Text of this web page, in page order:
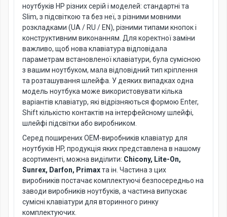
ноутбуків HP різних серій і моделей: стандартні та
Slim, з підсвіткою та без неї, з різними мовними
розкладками (UA / RU / EN), різними типами кнопок і
конструктивним виконанням. Для коректної заміни
важливо, щоб нова клавіатура відповідала
параметрам встановленої клавіатури, була сумісною
з вашим ноутбуком, мала відповідний тип кріплення
та розташування шлейфа. У деяких випадках одна
модель ноутбука може використовувати кілька
варіантів клавіатур, які відрізняються формою Enter,
Shift кількістю контактів на інтерфейсному шлейфі,
шлейфі підсвітки або виробником.
Серед поширених OEM-виробників клавіатур для
ноутбуків HP, продукція яких представлена в нашому
асортименті, можна виділити: Chicony, Lite-On,
Sunrex, Darfon, Primaxта ін. Частина з цих
виробників постачає комплектуючі безпосередньо на
заводи виробників ноутбуків, а частина випускає
сумісні клавіатури для вторинного ринку
комплектуючих.